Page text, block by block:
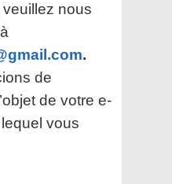
veuillez nous
.
de
de votre e-
vous